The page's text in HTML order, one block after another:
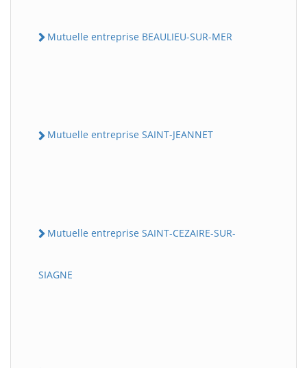
Mutuelle entreprise BEAULIEU-SUR-MER
Mutuelle entreprise SAINT-JEANNET
Mutuelle entreprise SAINT-CEZAIRE-SUR-
SIAGNE